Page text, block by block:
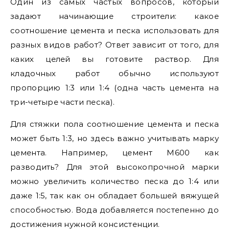
задают начинающие строители: какое
соотношение цемента и песка использовать для
разных видов работ? Ответ зависит от того, для
каких целей вы готовите раствор. Для
кладочных работ обычно используют
пропорцию 1:3 или 1:4 (одна часть цемента на
три-четыре части песка).
Для стяжки пола соотношение цемента и песка
может быть 1:3, но здесь важно учитывать марку
цемента. Например, цемент М600 как
разводить? Для этой высокопрочной марки
можно увеличить количество песка до 1:4 или
даже 1:5, так как он обладает большей вяжущей
способностью. Вода добавляется постепенно до
достижения нужной консистенции.